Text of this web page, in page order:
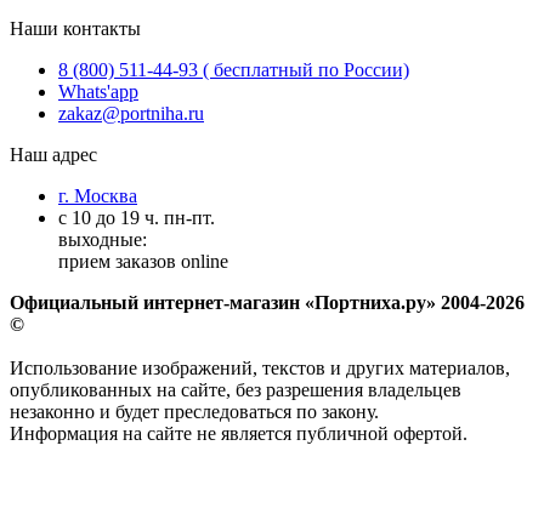
Наши контакты
8 (800) 511-44-93 ( бесплатный по России)
Whats'app
zakaz@portniha.ru
Наш адрес
г. Москва
с 10 до 19 ч. пн-пт.
выходные:
прием заказов online
Официальный интернет-магазин «Портниха.ру» 2004-2026
©
Использование изображений, текстов и других материалов,
опубликованных на сайте, без разрешения владельцев
незаконно и будет преследоваться по закону.
Информация на сайте не является публичной офертой.